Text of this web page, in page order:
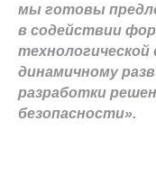
мы готовы
в содействии
динамичному
разработки
безопасности».